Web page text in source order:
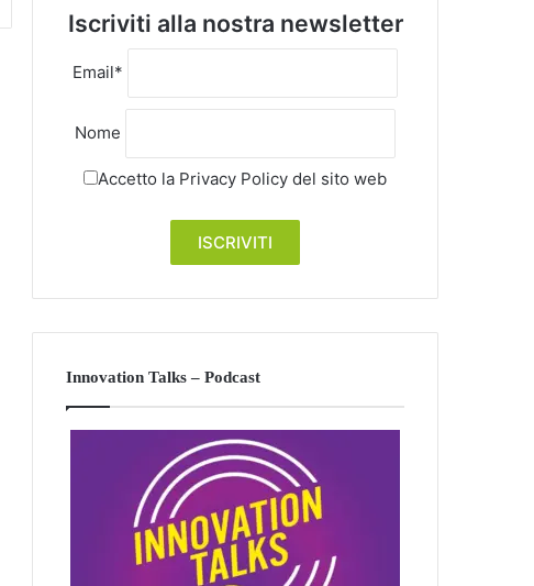
Iscriviti alla nostra newsletter
Email*
Nome
Accetto la Privacy Policy del sito web
Innovation Talks – Podcast